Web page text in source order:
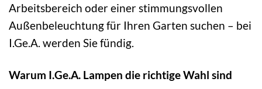
Arbeitsbereich oder einer stimmungsvollen
Außenbeleuchtung für Ihren Garten suchen – bei
I.Ge.A. werden Sie fündig.
Warum I.Ge.A. Lampen die richtige Wahl sind